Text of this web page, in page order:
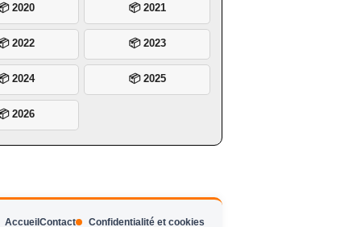
2020 📦 2021
2022 📦 2023
2024 📦 2025
2026
Accueil Contact Confidentialité et cookies